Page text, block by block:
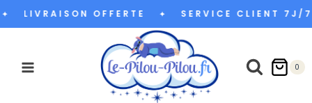
Aller
au
LIVRAISON OFFERTE SERVICE CLIENT 7J/7
0